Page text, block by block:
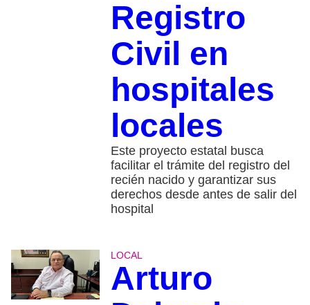
Registro
Civil en
hospitales
locales
Este proyecto estatal busca
facilitar el trámite del registro del
recién nacido y garantizar sus
derechos desde antes de salir del
hospital
LOCAL
Arturo